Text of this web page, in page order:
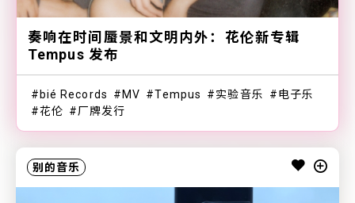
奏响在时间蜃景和文明内外：花伦新专辑
Tempus 发布
bié Records MV Tempus 实验音乐
电子乐
花伦
厂牌发行
别的音乐